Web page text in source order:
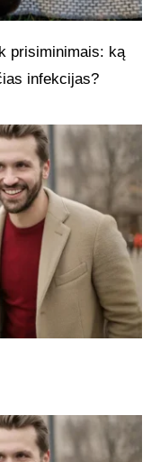
prisiminimais: ką
infekcijas?